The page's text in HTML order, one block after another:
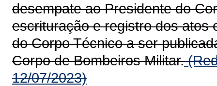
desempate ao Presidente do
escrituração e registro dos atos
do Corpo Técnico a ser
Corpo de Bombeiros Militar.
12/07/2023)